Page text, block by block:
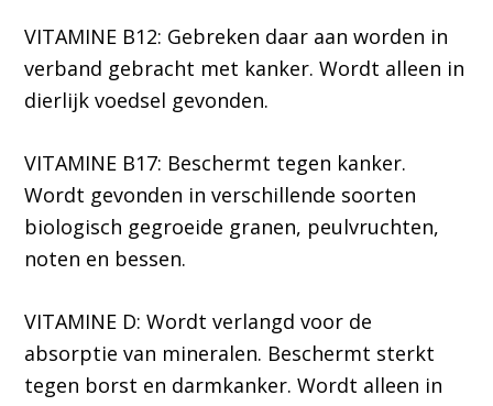
VITAMINE B12: Gebreken daar aan worden in
verband gebracht met kanker. Wordt alleen in
dierlijk voedsel gevonden.
VITAMINE B17: Beschermt tegen kanker.
Wordt gevonden in verschillende soorten
biologisch gegroeide granen, peulvruchten,
noten en bessen.
VITAMINE D: Wordt verlangd voor de
absorptie van mineralen. Beschermt sterkt
tegen borst en darmkanker. Wordt alleen in